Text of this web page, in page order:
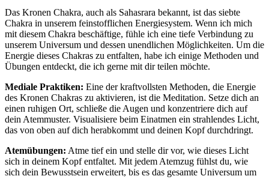
Das Kronen Chakra, auch als Sahasrara bekannt, ist​ das siebte
Chakra ⁢in unserem feinstofflichen ⁤Energiesystem. Wenn ich mich
mit diesem‍ Chakra beschäftige, fühle ich eine tiefe Verbindung zu
unserem‌ Universum und dessen unendlichen Möglichkeiten. Um die
Energie dieses Chakras zu entfalten,‌ habe ich einige Methoden und
Übungen entdeckt, die ich gerne mit dir teilen⁤ möchte.
Mediale Praktiken: Eine der kraftvollsten Methoden, die Energie
des Kronen Chakras zu aktivieren, ist die Meditation. Setze ⁤dich an
einen ​ruhigen Ort, schließe die Augen ‍und konzentriere dich ⁢auf
dein Atemmuster. Visualisiere beim⁢ Einatmen ein strahlendes Licht,
das von oben auf dich herabkommt und ⁤deinen Kopf⁤ durchdringt.
Atemübungen: ‍Atme tief ein und stelle dir vor, wie dieses Licht
sich in deinem Kopf ⁤entfaltet. Mit jedem⁣ Atemzug fühlst du, wie
sich dein ‌Bewusstsein erweitert, bis es das ⁢gesamte Universum ⁢um